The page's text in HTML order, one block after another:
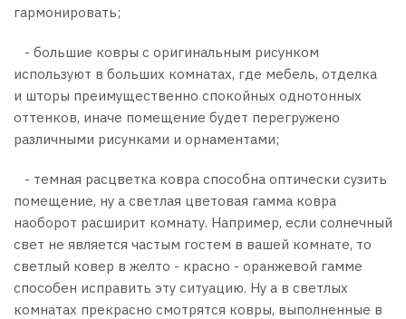
гармонировать;
- большие ковры с оригинальным рисунком
используют в больших комнатах, где мебель, отделка
и шторы преимущественно спокойных однотонных
оттенков, иначе помещение будет перегружено
различными рисунками и орнаментами;
- темная расцветка ковра способна оптически сузить
помещение, ну а светлая цветовая гамма ковра
наоборот расширит комнату. Например, если солнечный
свет не является частым гостем в вашей комнате, то
светлый ковер в желто - красно - оранжевой гамме
способен исправить эту ситуацию. Ну а в светлых
комнатах прекрасно смотрятся ковры, выполненные в